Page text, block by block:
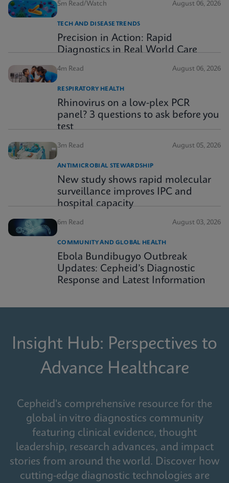
5m Read/Watch August 06, 2026
TECH AND DISEASE TRENDS
Precision in Action: Rapid
Diagnostics in Real World Care
4m Read August 06, 2026
RESPIRATORY HEALTH
Rhinovirus on a low-plex PCR
panel? 3 questions to ask before you
test
3m Read August 05, 2026
ANTIMICROBIAL STEWARDSHIP
New study shows rapid molecular
surveillance improves IPC and
hospital capacity
6m Read August 03, 2026
COMMUNITY AND GLOBAL HEALTH
Ebola Bundibugyo Outbreak
Updates: Cepheid’s Diagnostic
Response and Latest Information
Insight Hub: Perspectives to
Advance Healthcare
Cepheid's comprehensive resource for the
global in vitro diagnostics community
featuring clinical evidence, thought
leadership, research advances, and impact
stories from around the world. Discover how
cutting-edge diagnostic technologies are